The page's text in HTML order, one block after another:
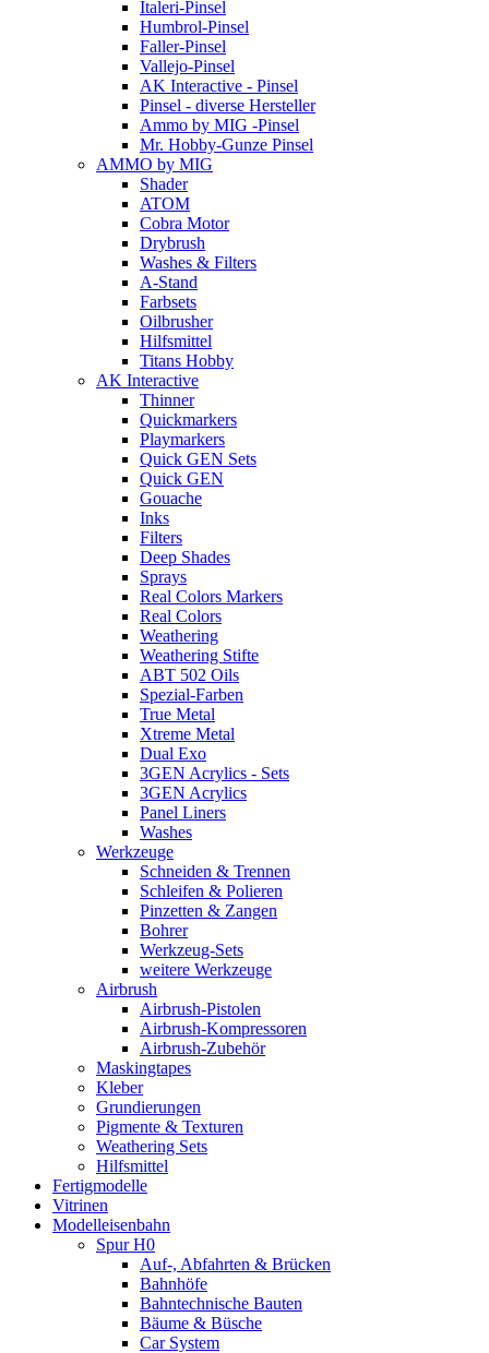
Italeri-Pinsel
Humbrol-Pinsel
Faller-Pinsel
Vallejo-Pinsel
AK Interactive - Pinsel
Pinsel - diverse Hersteller
Ammo by MIG -Pinsel
Mr. Hobby-Gunze Pinsel
AMMO by MIG
Shader
ATOM
Cobra Motor
Drybrush
Washes & Filters
A-Stand
Farbsets
Oilbrusher
Hilfsmittel
Titans Hobby
AK Interactive
Thinner
Quickmarkers
Playmarkers
Quick GEN Sets
Quick GEN
Gouache
Inks
Filters
Deep Shades
Sprays
Real Colors Markers
Real Colors
Weathering
Weathering Stifte
ABT 502 Oils
Spezial-Farben
True Metal
Xtreme Metal
Dual Exo
3GEN Acrylics - Sets
3GEN Acrylics
Panel Liners
Washes
Werkzeuge
Schneiden & Trennen
Schleifen & Polieren
Pinzetten & Zangen
Bohrer
Werkzeug-Sets
weitere Werkzeuge
Airbrush
Airbrush-Pistolen
Airbrush-Kompressoren
Airbrush-Zubehör
Maskingtapes
Kleber
Grundierungen
Pigmente & Texturen
Weathering Sets
Hilfsmittel
Fertigmodelle
Vitrinen
Modelleisenbahn
Spur H0
Auf-, Abfahrten & Brücken
Bahnhöfe
Bahntechnische Bauten
Bäume & Büsche
Car System